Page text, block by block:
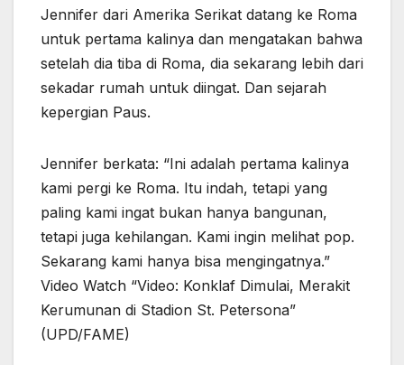
Jennifer dari Amerika Serikat datang ke Roma
untuk pertama kalinya dan mengatakan bahwa
setelah dia tiba di Roma, dia sekarang lebih dari
sekadar rumah untuk diingat. Dan sejarah
kepergian Paus.
Jennifer berkata: “Ini adalah pertama kalinya
kami pergi ke Roma. Itu indah, tetapi yang
paling kami ingat bukan hanya bangunan,
tetapi juga kehilangan. Kami ingin melihat pop.
Sekarang kami hanya bisa mengingatnya.”
Video Watch “Video: Konklaf Dimulai, Merakit
Kerumunan di Stadion St. Petersona”
(UPD/FAME)